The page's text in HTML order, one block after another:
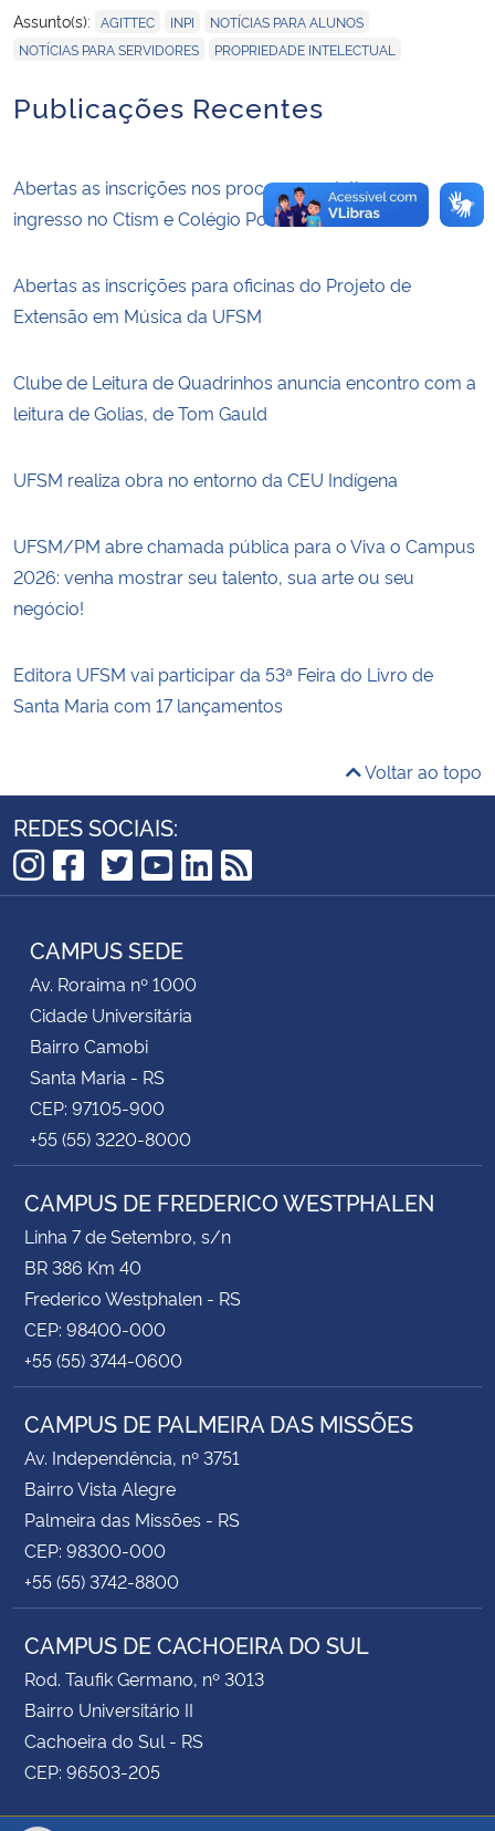
Assunto(s): AGITTEC INPI NOTÍCIAS PARA ALUNOS
NOTÍCIAS PARA SERVIDORES PROPRIEDADE INTELECTUAL
Publicações Recentes
Abertas as inscrições nos processos seletivos para
ingresso no Ctism e Colégio Politécnico em 2027
Abertas as inscrições para oficinas do Projeto de
Extensão em Música da UFSM
Clube de Leitura de Quadrinhos anuncia encontro com a
leitura de Golias, de Tom Gauld
UFSM realiza obra no entorno da CEU Indígena
UFSM/PM abre chamada pública para o Viva o Campus
2026: venha mostrar seu talento, sua arte ou seu
negócio!
Editora UFSM vai participar da 53ª Feira do Livro de
Santa Maria com 17 lançamentos
Voltar ao topo
REDES SOCIAIS:
Instagram
Facebook
TikTok
Twitter
YouTube
LinkedIn
RSS
CAMPUS SEDE
Av. Roraima nº 1000
Cidade Universitária
Bairro Camobi
Santa Maria - RS
CEP: 97105-900
+55 (55) 3220-8000
CAMPUS DE FREDERICO WESTPHALEN
Linha 7 de Setembro, s/n
BR 386 Km 40
Frederico Westphalen - RS
CEP: 98400-000
+55 (55) 3744-0600
CAMPUS DE PALMEIRA DAS MISSÕES
Av. Independência, nº 3751
Bairro Vista Alegre
Palmeira das Missões - RS
CEP: 98300-000
+55 (55) 3742-8800
CAMPUS DE CACHOEIRA DO SUL
Rod. Taufik Germano, nº 3013
Bairro Universitário II
Cachoeira do Sul - RS
CEP: 96503-205